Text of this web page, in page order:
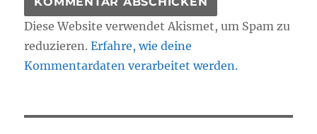
Diese Website verwendet Akismet, um Spam zu
reduzieren.Erfahre, wie deine
Kommentardaten verarbeitet werden.